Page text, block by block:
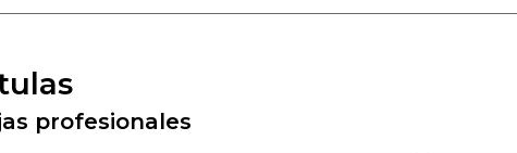
profesionales